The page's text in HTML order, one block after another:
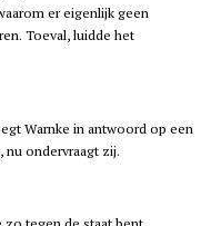
er eigenlijk geen
Toeval, luidde het
Warnke in antwoord op een
nu ondervraagt zij.